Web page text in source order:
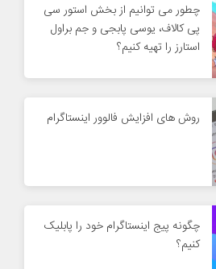
چطور می توانیم از بخش استور سی
پی کالاف، یوسی پابجی و جم براول
استارز را تهیه کنیم؟
روش های افزایش فالوور اینستاگرام
چگونه پیج اینستاگرام خود را پابلیک
کنیم؟